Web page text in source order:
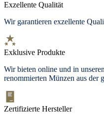
Exzellente Qualität
Wir garantieren exzellente
Exklusive Produkte
Wir bieten online und in
renommierten Münzen aus der
Zertifizierte Hersteller